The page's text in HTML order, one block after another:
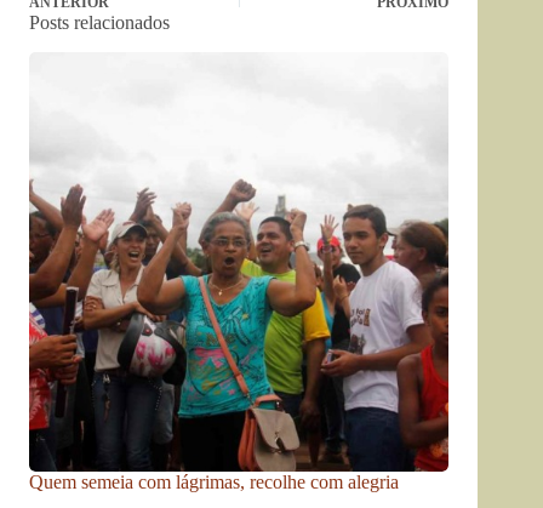
Posts relacionados
Quem semeia com lágrimas, recolhe com alegria